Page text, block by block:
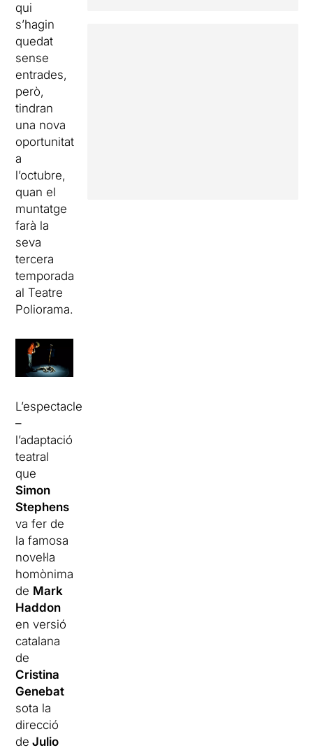
qui
s’hagin
quedat
sense
entrades,
però,
tindran
una nova
oportunitat
a
l’octubre,
quan el
muntatge
farà la
seva
tercera
temporada
al Teatre
Poliorama.
L’espectacle
–
l’adaptació
teatral
que
Simon
Stephens
va fer de
la famosa
novel·la
homònima
de Mark
Haddon
en versió
catalana
de
Cristina
Genebat
sota la
direcció
de Julio